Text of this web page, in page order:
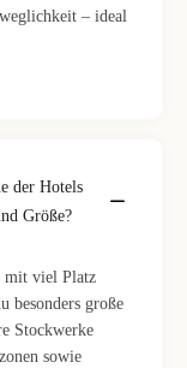
– ideal
der Hotels
Größe?
mit viel Platz
besonders große
Stockwerke
sowie